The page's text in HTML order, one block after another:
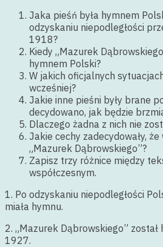
Jaka pieśń była hymnem
odzyskaniu niepodległości
1918?
Kiedy „Mazurek
hymnem Polski?
W jakich oficjalnych
wcześniej?
Jakie inne pieśni były brane
decydowano, jak będzie
Dlaczego żadna z nich nie
Jakie cechy zadecydowały,
„Mazurek Dąbrowskiego”?
Zapisz trzy różnice między
współczesnym.
1. Po odzyskaniu niepodległości
miała hymnu.
2. „Mazurek Dąbrowskiego”
1927.